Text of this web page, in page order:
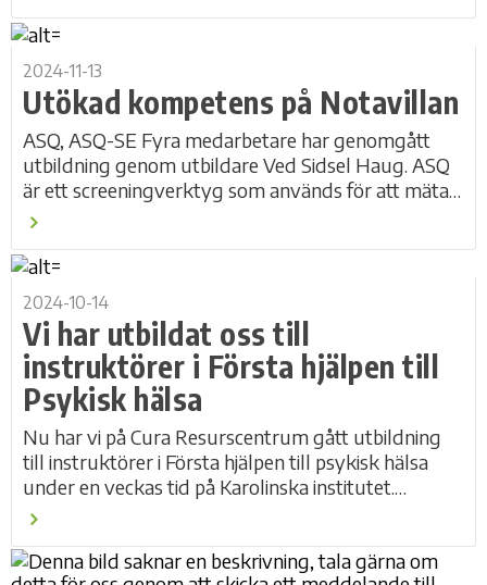
2024-11-13
Utökad kompetens på Notavillan
ASQ, ASQ-SE Fyra medarbetare har genomgått
utbildning genom utbildare Ved Sidsel Haug. ASQ
är ett screeningverktyg som används för att mäta
utveckling hos barn från fyra månader upp till...
2024-10-14
Vi har utbildat oss till
instruktörer i Första hjälpen till
Psykisk hälsa
Nu har vi på Cura Resurscentrum gått utbildning
till instruktörer i Första hjälpen till psykisk hälsa
under en veckas tid på Karolinska institutet.
Satsningen har varit möjlig då vi fått...